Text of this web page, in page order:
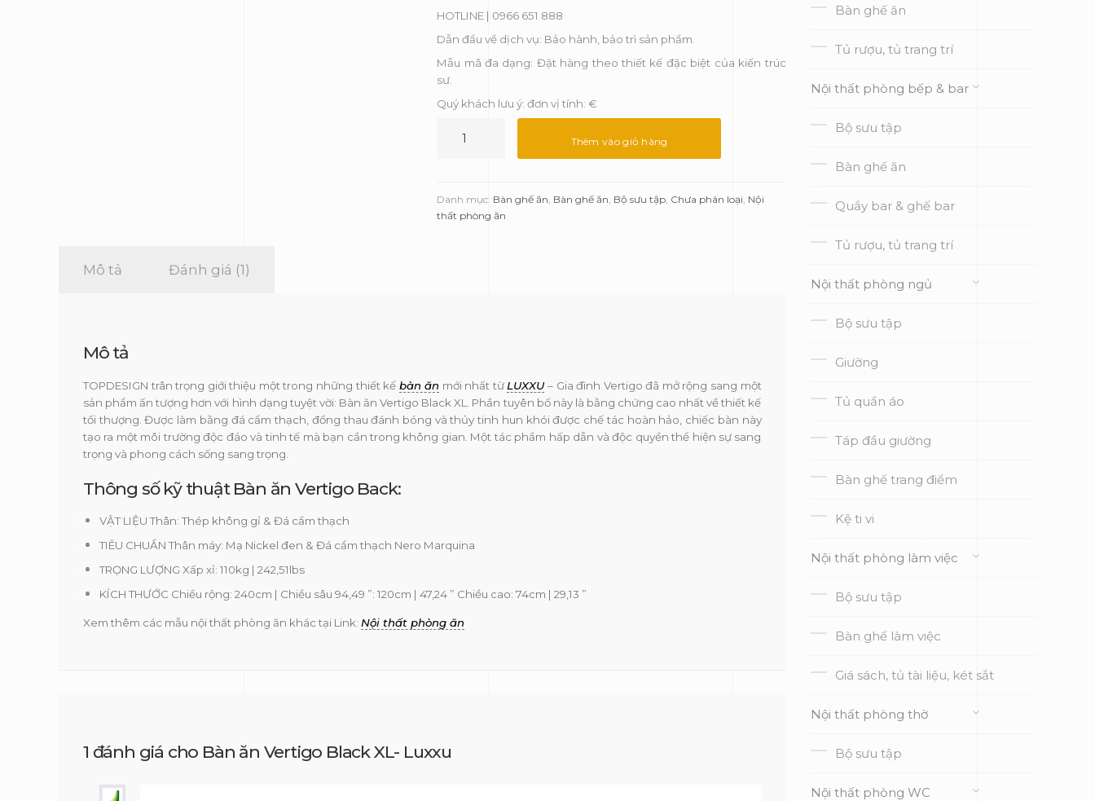
HOTLINE | 0966 651 888
Dẫn đầu về dịch vụ: Bảo hành, bảo trì sản phẩm.
Mẫu mã đa dạng: Đặt hàng theo thiết kế đặc biệt của kiến trúc
sư.
Quý khách lưu ý: đơn vị tính: €
Luxxu
số
Thêm vào giỏ hàng
Danh mục: Bàn ghế ăn, Bàn ghế ăn, Bộ sưu tập, Chưa phân loại, Nội
thất phòng ăn
Mô tả Đánh giá (1)
Mô tả
TOPDESIGN trân trọng giới thiệu một trong những thiết kế bàn ăn mới nhất từ LUXXU– Gia đình Vertigo đã mở rộng sang một
sản phẩm ấn tượng hơn với hình dạng tuyệt vời: Bàn ăn Vertigo Black XL. Phần tuyên bố này là bằng chứng cao nhất về thiết kế
tối thượng. Được làm bằng đá cẩm thạch, đồng thau đánh bóng và thủy tinh hun khói được chế tác hoàn hảo, chiếc bàn này
tạo ra một môi trường độc đáo và tinh tế mà bạn cần trong không gian. Một tác phẩm hấp dẫn và độc quyền thể hiện sự sang
trọng và phong cách sống sang trọng.
Thông số kỹ thuật Bàn ăn Vertigo Back:
VẬT LIỆU Thân: Thép không gỉ & Đá cẩm thạch
TIÊU CHUẨN Thân máy: Mạ Nickel đen & Đá cẩm thạch Nero Marquina
TRỌNG LƯỢNG Xấp xỉ: 110kg | 242,51lbs
KÍCH THƯỚC Chiều rộng: 240cm | Chiều sâu 94,49 ”: 120cm | 47,24 ” Chiều cao: 74cm | 29,13 ”
Xem thêm các mẫu nội thất phòng ăn khác tại Link: Nội thất phòng ăn
1 đánh giá cho Bàn ăn Vertigo Black XL- Luxxu
Bàn ghế ăn
Tủ rượu, tủ trang trí
Nội thất phòng bếp & bar
Bộ sưu tập
Bàn ghế ăn
Quầy bar & ghế bar
Tủ rượu, tủ trang trí
Nội thất phòng ngủ
Bộ sưu tập
Giường
Tủ quần áo
Táp đầu giường
Bàn ghế trang điểm
Kệ ti vi
Nội thất phòng làm việc
Bộ sưu tập
Bàn ghế làm việc
Giá sách, tủ tài liệu, két sắt
Nội thất phòng thờ
Bộ sưu tập
Nội thất phòng WC